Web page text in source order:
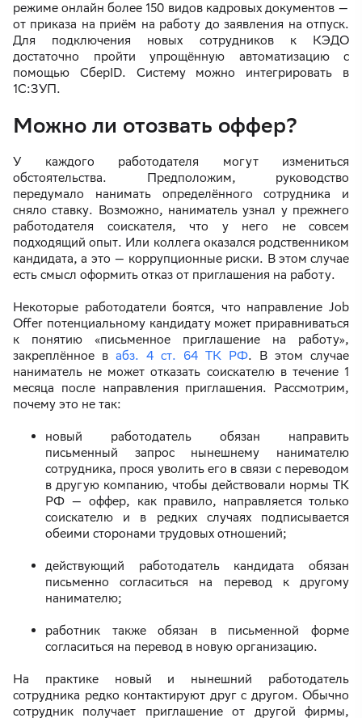
режиме онлайн более 150 видов кадровых документов —
от приказа на приём на работу до заявления на отпуск.
Для подключения новых сотрудников к КЭДО
достаточно пройти упрощённую автоматизацию с
помощью СберID. Систему можно интегрировать в
1С:ЗУП.
Можно ли отозвать оффер?
У каждого работодателя могут измениться
обстоятельства. Предположим, руководство
передумало нанимать определённого сотрудника и
сняло ставку. Возможно, наниматель узнал у прежнего
работодателя соискателя, что у него не совсем
подходящий опыт. Или коллега оказался родственником
кандидата, а это — коррупционные риски. В этом случае
есть смысл оформить отказ от приглашения на работу.
Некоторые работодатели боятся, что направление Job
Offer потенциальному кандидату может приравниваться
к понятию «письменное приглашение на работу»,
закреплённое в абз. 4 ст. 64 ТК РФ. В этом случае
наниматель не может отказать соискателю в течение 1
месяца после направления приглашения. Рассмотрим,
почему это не так:
новый работодатель обязан направить
письменный запрос нынешнему нанимателю
сотрудника, прося уволить его в связи с переводом
в другую компанию, чтобы действовали нормы ТК
РФ — оффер, как правило, направляется только
соискателю и в редких случаях подписывается
обеими сторонами трудовых отношений;
действующий работодатель кандидата обязан
письменно согласиться на перевод к другому
нанимателю;
работник также обязан в письменной форме
согласиться на перевод в новую организацию.
На практике новый и нынешний работодатель
сотрудника редко контактируют друг с другом. Обычно
сотрудник получает приглашение от другой фирмы,